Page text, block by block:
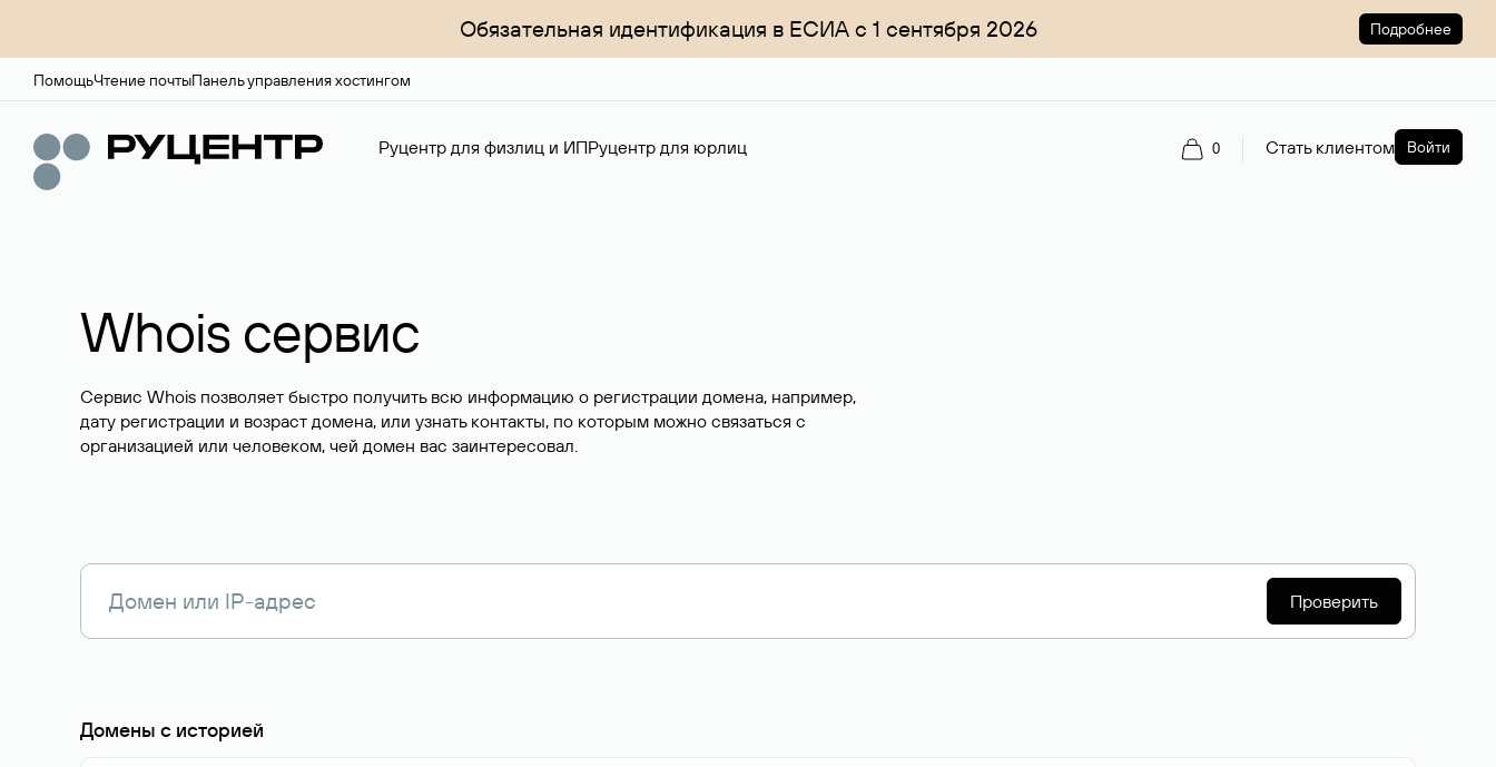
Обязательная идентификация в ЕСИА с 1 сентября 2026 Подробнее
ПомощьЧтение почтыПанель управления хостингом
Руцентр для физлиц и ИПРуцентр для юрлиц 0 Стать клиентом Войти
Whois сервис
Сервис Whois позволяет быстро получить всю информацию о регистрации домена, например,
дату регистрации и возраст домена, или узнать контакты, по которым можно связаться с
организацией или человеком, чей домен вас заинтересовал.
Проверить
Домены с историей